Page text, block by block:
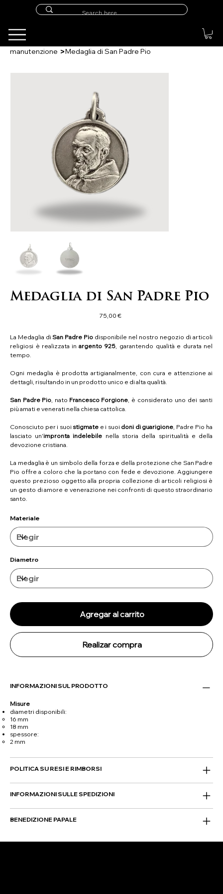
manutenzione >Medaglia di San Padre Pio
Medaglia di San Padre Pio
Precio
75,00 €
La Medaglia diSan Padre Pio disponibile nel nostro negozio di articoli
religiosi è realizzata inargento 925, garantendo qualità e durata nel
tempo.
Ogni medaglia è prodotta artigianalmente, con cura e attenzione ai
dettagli, risultando in un prodotto unico e di alta qualità.
San Padre Pio, nato Francesco Forgione, è considerato uno dei santi
più amati e venerati nella chiesa cattolica.
Conosciuto per i suoi stigmate e i suoi doni di guarigione, Padre Pio ha
lasciato un'impronta indelebile nella storia della spiritualità e della
devozione cristiana.
La medaglia è un simbolo della forza e della protezione che San Padre
Pio offre a coloro che la portano con fede e devozione. Aggiungere
questo prezioso oggetto alla propria collezione di articoli religiosi è
un gesto di amore e venerazione nei confronti di questo straordinario
santo.
Materiale
Diametro
Agregar al carrito
Realizar compra
INFORMAZIONI SUL PRODOTTO
Misure
diametri disponibili:
16 mm
18 mm
spessore:
2 mm
POLITICA SU RESI E RIMBORSI
INFORMAZIONI SULLE SPEDIZIONI
BENEDIZIONE PAPALE